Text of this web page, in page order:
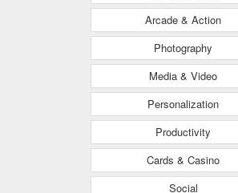
Arcade & Action
Photography
Media & Video
Personalization
Productivity
Cards & Casino
Social